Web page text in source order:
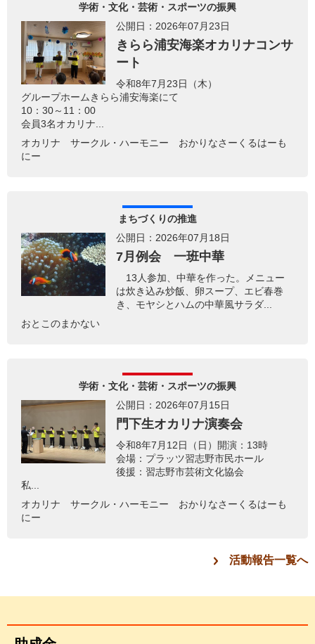
学術・文化・芸術・スポーツの振興
公開日：2026年07月23日
きらら浦安海楽オカリナコンサ
ート
令和8年7月23日（木）
グループホームきらら浦安海楽にて
10：30～11：00
会員3名オカリナ...
オカリナ サークル・ハーモニー おかりなさーくるはーも
にー
まちづくりの推進
公開日：2026年07月18日
7月例会 一班中華
13人参加、中華を作った。メニュー
は炊き込み炒飯、卵スープ、エビ春巻
き、モヤシとハムの中華風サラダ...
おとこのまかない
学術・文化・芸術・スポーツの振興
公開日：2026年07月15日
門下生オカリナ演奏会
令和8年7月12日（日）開演：13時
会場：プラッツ習志野市民ホール
後援：習志野市芸術文化協会
私...
オカリナ サークル・ハーモニー おかりなさーくるはーも
にー
活動報告一覧へ